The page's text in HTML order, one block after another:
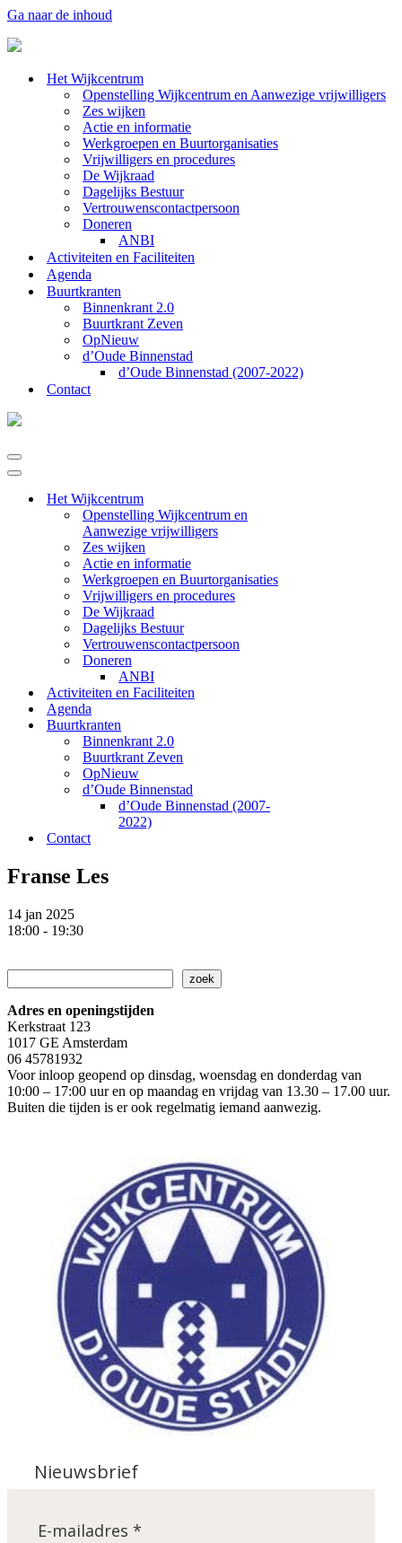
Ga naar de inhoud
Het Wijkcentrum
Openstelling Wijkcentrum en Aanwezige vrijwilligers
Zes wijken
Actie en informatie
Werkgroepen en Buurtorganisaties
Vrijwilligers en procedures
De Wijkraad
Dagelijks Bestuur
Vertrouwenscontactpersoon
Doneren
ANBI
Activiteiten en Faciliteiten
Agenda
Buurtkranten
Binnenkrant 2.0
Buurtkrant Zeven
OpNieuw
d’Oude Binnenstad
d’Oude Binnenstad (2007-2022)
Contact
Navigatie
Menu
Navigatie
Het Wijkcentrum
Openstelling Wijkcentrum en
Aanwezige vrijwilligers
Zes wijken
Actie en informatie
Werkgroepen en Buurtorganisaties
Vrijwilligers en procedures
De Wijkraad
Dagelijks Bestuur
Vertrouwenscontactpersoon
Doneren
ANBI
Activiteiten en Faciliteiten
Agenda
Buurtkranten
Binnenkrant 2.0
Buurtkrant Zeven
OpNieuw
d’Oude Binnenstad
d’Oude Binnenstad (2007-
2022)
Contact
Franse Les
14 jan 2025
18:00 - 19:30
zoek
Adres en openingstijden
Kerkstraat 123
1017 GE Amsterdam
06 45781932
Voor inloop geopend op dinsdag, woensdag en donderdag van
10:00 – 17:00 uur en op maandag en vrijdag van 13.30 – 17.00 uur.
Buiten die tijden is er ook regelmatig iemand aanwezig.
Nieuwsbrief
E-mailadres *